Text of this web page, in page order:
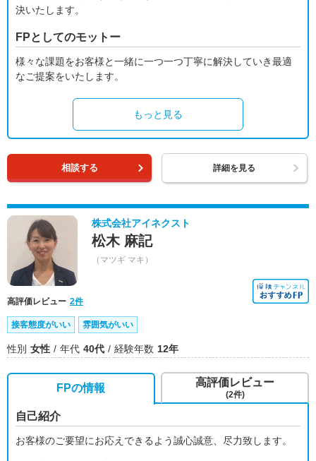
決いたします。
FPとしてのモットー
様々な課題をお客様と一緒に一つ一つ丁寧に解決していき最適
なご提案をいたします。
もっと見る
相談する 詳細を見る
株式会社アイネクスト
松木 麻記
（マツギ マキ）
高評価レビュー 2件
接客態度がいい 雰囲気がいい
性別 女性 年代 40代 経験年数 12年
FPの情報
自己紹介
お客様のご要望にお応えできるよう誠心誠意、尽力致します。
高評価レビュー
(2件)